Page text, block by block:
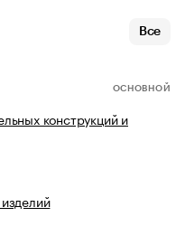
Все
ОСНОВНОЙ
конструкций и